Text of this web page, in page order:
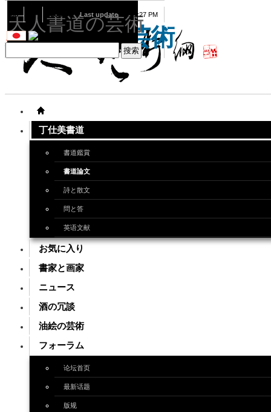
天人書道の芸術
丁仕美書道
書道鑑賞
書道論文
詩と散文
問と答
英语文献
お気に入り
書家と画家
ニュース
酒の冗談
油絵の芸術
フォーラム
论坛首页
最新话题
版规
08 07 2026 Last update 08:15:27 PM
天人書道の芸術